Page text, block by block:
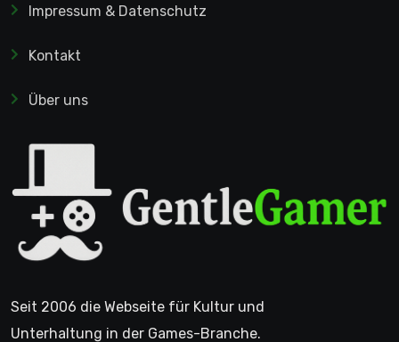
Impressum & Datenschutz
Kontakt
Über uns
Seit 2006 die Webseite für Kultur und
Unterhaltung in der Games-Branche.